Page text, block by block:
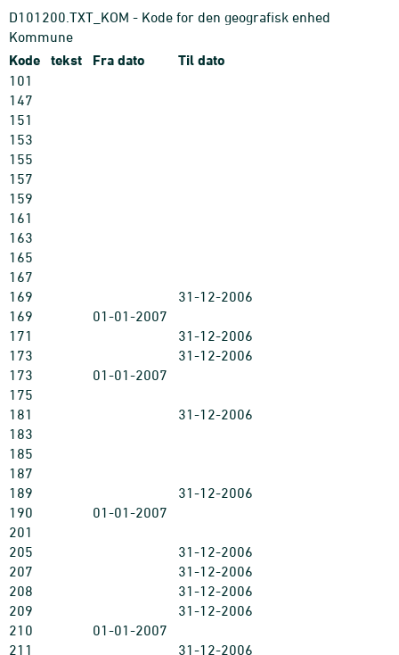
D101200.TXT_KOM - Kode for den geografisk enhed
Kommune
Kode tekst Fra dato Til dato
101
147
151
153
155
157
159
161
163
165
167
169
31-12-2006
169
01-01-2007
171
31-12-2006
173
31-12-2006
173
01-01-2007
175
181
31-12-2006
183
185
187
189
31-12-2006
190
01-01-2007
201
205
31-12-2006
207
31-12-2006
208
31-12-2006
209
31-12-2006
210
01-01-2007
211
31-12-2006